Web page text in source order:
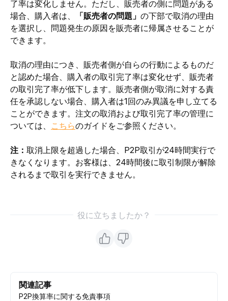
了率は変化しません。ただし、販売者の側に問題がある
場合、購入者は、
「販売者の問題」 の下部で取消の理由
を選択し、問題発生の原因を販売者に帰属させることが
できます。
取消の理由につき、販売者側が自らの行動によるものだ
と認めた場合、購入者の取引完了率は変化せず、販売者
の取引完了率が低下します。販売者側が取消に対する責
任を承認しない場合、購入者は1回のみ異議を申し立てる
ことができます。注文の取消および取引完了率の管理に
ついては、 こちらのガイドをご参照ください。
注： 取消上限を超過した場合、P2P取引が24時間実行で
きなくなります。お客様は、24時間後に取引制限が解除
されるまで取引を実行できません。
役に立ちましたか？
関連記事
P2P換算率に関する免責事項